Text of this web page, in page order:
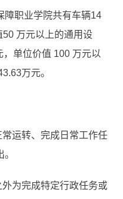
障职业学院共有车辆14
万元以上的通用设
单位价值 100 万元以
万元。
运转、完成日常工作任
为完成特定行政任务或